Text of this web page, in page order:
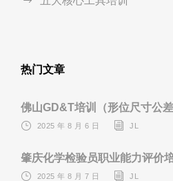
热门文章
佛山GD&T培训（形位尺寸公
2025 年 8 月 6 日 JL
肇庆化学检验员职业能力评价
2025 年 8 月 7 日 JL